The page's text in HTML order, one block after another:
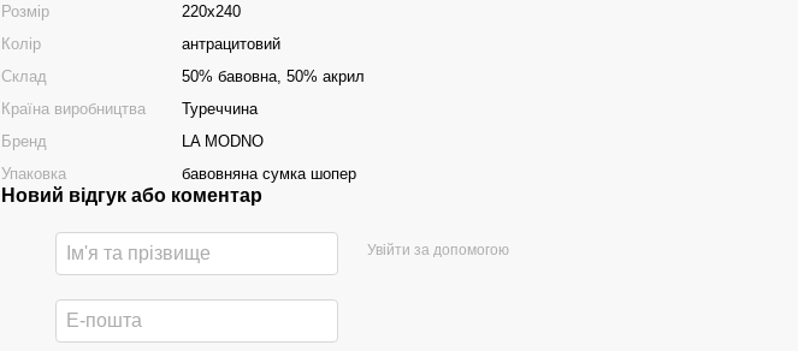
Розмір
220х240
Колір
антрацитовий
Склад
50% бавовна, 50% акрил
Країна виробництва
Туреччина
Бренд
LA MODNO
Упаковка
бавовняна сумка шопер
Новий відгук або коментар
Увійти за допомогою